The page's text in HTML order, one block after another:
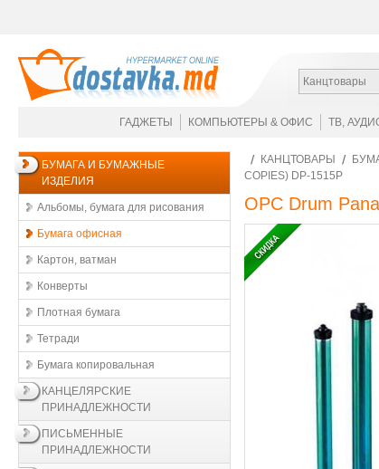
Канцтовары
ГАДЖЕТЫ КОМПЬЮТЕРЫ & ОФИС ТВ,
БУМАГА И БУМАЖНЫЕ
ИЗДЕЛИЯ
Альбомы, бумага для рисования
Бумага офисная
Картон, ватман
Конверты
Плотная бумага
Тетради
Бумага копировальная
КАНЦЕЛЯРСКИЕ
ПРИНАДЛЕЖНОСТИ
ПИСЬМЕННЫЕ
ПРИНАДЛЕЖНОСТИ
КАНЦТОВАРЫ
COPIES) DP-1515P
OPC Drum